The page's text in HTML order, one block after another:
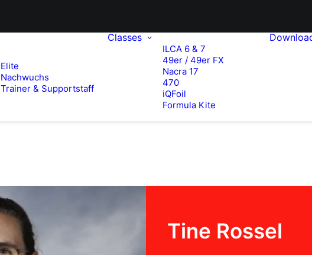
Elite
Nachwuchs
Trainer & Supportstaff
Classes
ILCA 6 & 7
49er / 49er FX
Nacra 17
470
iQFoil
Formula Kite
Tine Rossel